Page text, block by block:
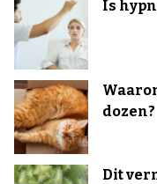
Is
dozen?
Dit